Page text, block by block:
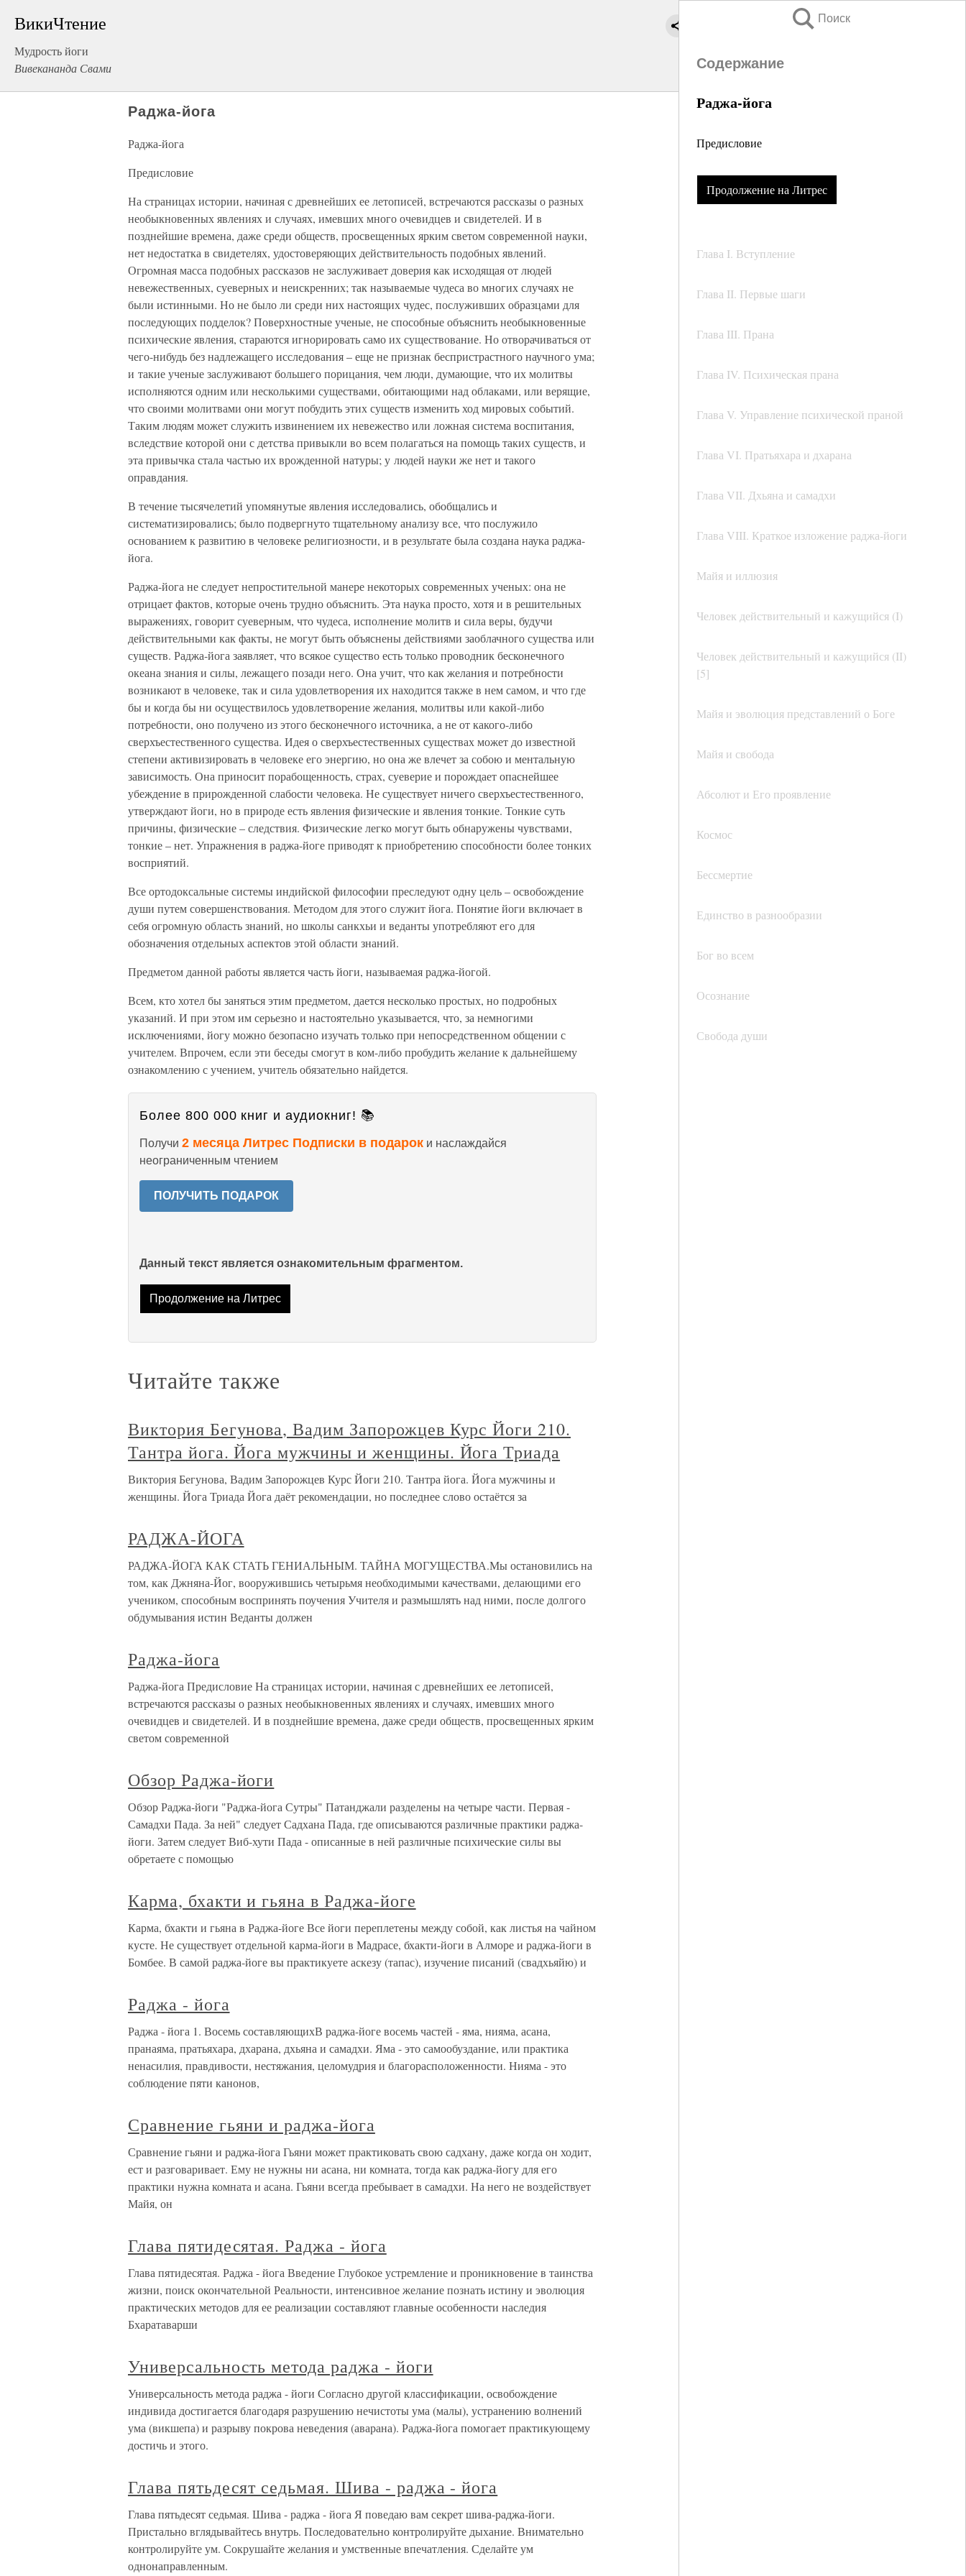
ВикиЧтение
Мудрость йоги
Вивекананда Свами
Поиск
Содержание
Раджа-йога
Предисловие
Продолжение на Литрес
Глава I. Вступление
Глава II. Первые шаги
Глава III. Прана
Глава IV. Психическая прана
Глава V. Управление психической праной
Глава VI. Пратьяхара и дхарана
Глава VII. Дхьяна и самадхи
Глава VIII. Краткое изложение раджа-йоги
Майя и иллюзия
Человек действительный и кажущийся (I)
Человек действительный и кажущийся (II)
[5]
Майя и эволюция представлений о Боге
Майя и свобода
Абсолют и Его проявление
Космос
Бессмертие
Единство в разнообразии
Бог во всем
Осознание
Свобода души
Раджа-йога
Раджа-йога
Предисловие
На страницах истории, начиная с древнейших ее летописей, встречаются рассказы о разных
необыкновенных явлениях и случаях, имевших много очевидцев и свидетелей. И в
позднейшие времена, даже среди обществ, просвещенных ярким светом современной науки,
нет недостатка в свидетелях, удостоверяющих действительность подобных явлений.
Огромная масса подобных рассказов не заслуживает доверия как исходящая от людей
невежественных, суеверных и неискренних; так называемые чудеса во многих случаях не
были истинными. Но не было ли среди них настоящих чудес, послуживших образцами для
последующих подделок? Поверхностные ученые, не способные объяснить необыкновенные
психические явления, стараются игнорировать само их существование. Но отворачиваться от
чего-нибудь без надлежащего исследования – еще не признак беспристрастного научного ума;
и такие ученые заслуживают большего порицания, чем люди, думающие, что их молитвы
исполняются одним или несколькими существами, обитающими над облаками, или верящие,
что своими молитвами они могут побудить этих существ изменить ход мировых событий.
Таким людям может служить извинением их невежество или ложная система воспитания,
вследствие которой они с детства привыкли во всем полагаться на помощь таких существ, и
эта привычка стала частью их врожденной натуры; у людей науки же нет и такого
оправдания.
В течение тысячелетий упомянутые явления исследовались, обобщались и
систематизировались; было подвергнуто тщательному анализу все, что послужило
основанием к развитию в человеке религиозности, и в результате была создана наука раджа-
йога.
Раджа-йога не следует непростительной манере некоторых современных ученых: она не
отрицает фактов, которые очень трудно объяснить. Эта наука просто, хотя и в решительных
выражениях, говорит суеверным, что чудеса, исполнение молитв и сила веры, будучи
действительными как факты, не могут быть объяснены действиями заоблачного существа или
существ. Раджа-йога заявляет, что всякое существо есть только проводник бесконечного
океана знания и силы, лежащего позади него. Она учит, что как желания и потребности
возникают в человеке, так и сила удовлетворения их находится также в нем самом, и что где
бы и когда бы ни осуществилось удовлетворение желания, молитвы или какой-либо
потребности, оно получено из этого бесконечного источника, а не от какого-либо
сверхъестественного существа. Идея о сверхъестественных существах может до известной
степени активизировать в человеке его энергию, но она же влечет за собою и ментальную
зависимость. Она приносит порабощенность, страх, суеверие и порождает опаснейшее
убеждение в прирожденной слабости человека. Не существует ничего сверхъестественного,
утверждают йоги, но в природе есть явления физические и явления тонкие. Тонкие суть
причины, физические – следствия. Физические легко могут быть обнаружены чувствами,
тонкие – нет. Упражнения в раджа-йоге приводят к приобретению способности более тонких
восприятий.
Все ортодоксальные системы индийской философии преследуют одну цель – освобождение
души путем совершенствования. Методом для этого служит йога. Понятие йоги включает в
себя огромную область знаний, но школы санкхьи и веданты употребляют его для
обозначения отдельных аспектов этой области знаний.
Предметом данной работы является часть йоги, называемая раджа-йогой.
Всем, кто хотел бы заняться этим предметом, дается несколько простых, но подробных
указаний. И при этом им серьезно и настоятельно указывается, что, за немногими
исключениями, йогу можно безопасно изучать только при непосредственном общении с
учителем. Впрочем, если эти беседы смогут в ком-либо пробудить желание к дальнейшему
ознакомлению с учением, учитель обязательно найдется.
Более 800 000 книг и аудиокниг! 📚
Получи 2 месяца Литрес Подписки в подарок и наслаждайся
неограниченным чтением
ПОЛУЧИТЬ ПОДАРОК
Данный текст является ознакомительным фрагментом.
Продолжение на Литрес
Читайте также
Виктория Бегунова, Вадим Запорожцев Курс Йоги 210.
Тантра йога. Йога мужчины и женщины. Йога Триада
Виктория Бегунова, Вадим Запорожцев Курс Йоги 210. Тантра йога. Йога мужчины и
женщины. Йога Триада Йога даёт рекомендации, но последнее слово остаётся за
РАДЖА-ЙОГА
РАДЖА-ЙОГА КАК СТАТЬ ГЕНИАЛЬНЫМ. ТАЙНА МОГУЩЕСТВА.Мы остановились на
том, как Джняна-Йог, вооружившись четырьмя необходимыми качествами, делающими его
учеником, способным воспринять поучения Учителя и размышлять над ними, после долгого
обдумывания истин Веданты должен
Раджа-йога
Раджа-йога Предисловие На страницах истории, начиная с древнейших ее летописей,
встречаются рассказы о разных необыкновенных явлениях и случаях, имевших много
очевидцев и свидетелей. И в позднейшие времена, даже среди обществ, просвещенных ярким
светом современной
Обзор Раджа-йоги
Обзор Раджа-йоги "Раджа-йога Сутры" Патанджали разделены на четыре части. Первая -
Самадхи Пада. За ней" следует Садхана Пада, где описываются различные практики раджа-
йоги. Затем следует Виб-хути Пада - описанные в ней различные психические силы вы
обретаете с помощью
Карма, бхакти и гьяна в Раджа-йоге
Карма, бхакти и гьяна в Раджа-йоге Все йоги переплетены между собой, как листья на чайном
кусте. Не существует отдельной карма-йоги в Мадрасе, бхакти-йоги в Алморе и раджа-йоги в
Бомбее. В самой раджа-йоге вы практикуете аскезу (тапас), изучение писаний (свадхьяйю) и
Раджа - йога
Раджа - йога 1. Восемь составляющихВ раджа-йоге восемь частей - яма, нияма, асана,
пранаяма, пратьяхара, дхарана, дхьяна и самадхи. Яма - это самообуздание, или практика
ненасилия, правдивости, нестяжания, целомудрия и благорасположенности. Нияма - это
соблюдение пяти канонов,
Сравнение гьяни и раджа-йога
Сравнение гьяни и раджа-йога Гьяни может практиковать свою садхану, даже когда он ходит,
ест и разговаривает. Ему не нужны ни асана, ни комната, тогда как раджа-йогу для его
практики нужна комната и асана. Гьяни всегда пребывает в самадхи. На него не воздействует
Майя, он
Глава пятидесятая. Раджа - йога
Глава пятидесятая. Раджа - йога Введение Глубокое устремление и проникновение в таинства
жизни, поиск окончательной Реальности, интенсивное желание познать истину и эволюция
практических методов для ее реализации составляют главные особенности наследия
Бхаратаварши
Универсальность метода раджа - йоги
Универсальность метода раджа - йоги Согласно другой классификации, освобождение
индивида достигается благодаря разрушению нечистоты ума (малы), устранению волнений
ума (викшепа) и разрыву покрова неведения (аварана). Раджа-йога помогает практикующему
достичь и этого.
Глава пятьдесят седьмая. Шива - раджа - йога
Глава пятьдесят седьмая. Шива - раджа - йога Я поведаю вам секрет шива-раджа-йоги.
Пристально вглядывайтесь внутрь. Последовательно контролируйте дыхание. Внимательно
контролируйте ум. Сокрушайте желания и умственные впечатления. Сделайте ум
однонаправленным.